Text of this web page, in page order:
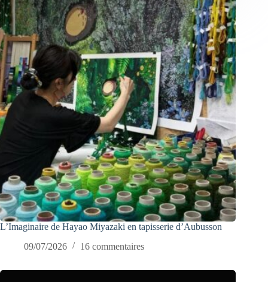
L’Imaginaire de Hayao Miyazaki en tapisserie d’Aubusson
09/07/2026
16 commentaires